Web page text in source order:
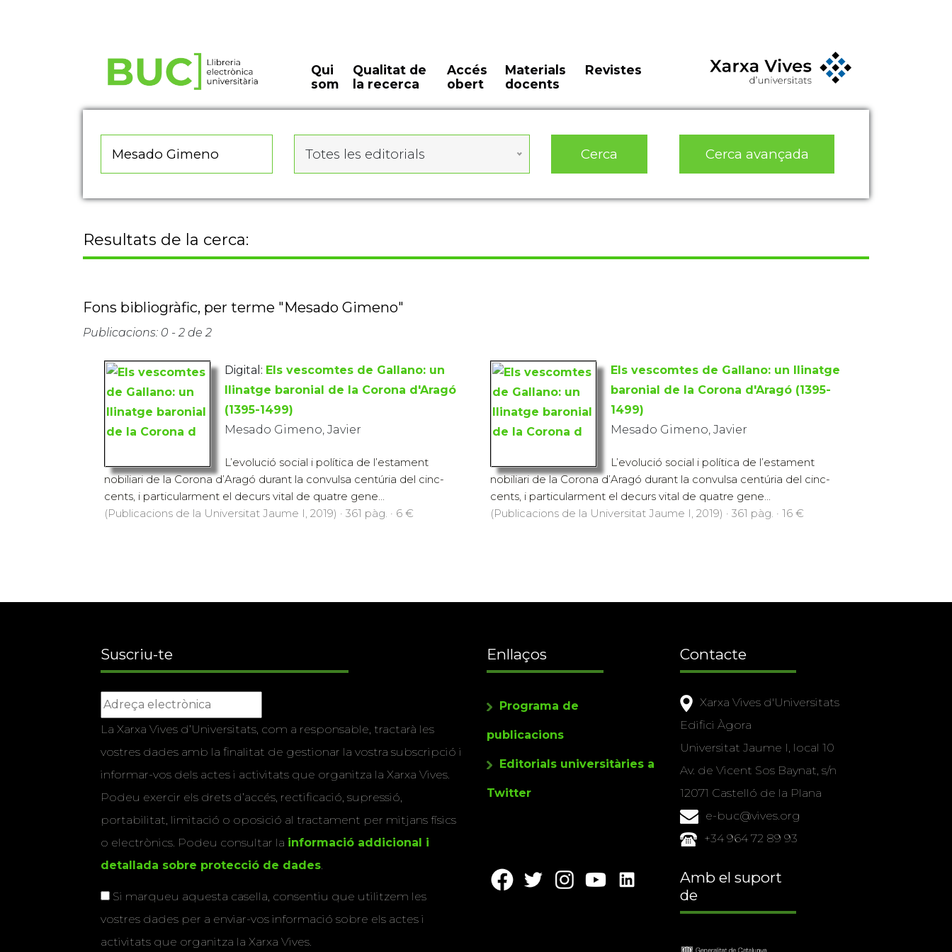
Qui
som
Qualitat de
la recerca
Accés
obert
Materials
docents
Revistes
Totes les editorials Cerca Cerca avançada
Resultats de la cerca:
Fons bibliogràfic, per terme "Mesado Gimeno"
Publicacions: 0 - 2 de 2
Digital: Els vescomtes de Gallano: un
llinatge baronial de la Corona d'Aragó
(1395-1499)
Mesado Gimeno, Javier
L’evolució social i política de l’estament
nobiliari de la Corona d’Aragó durant la convulsa centúria del cinc-
cents, i particularment el decurs vital de quatre gene...
(Publicacions de la Universitat Jaume I, 2019) · 361 pàg. · 6 €
Els vescomtes de Gallano: un llinatge
baronial de la Corona d'Aragó (1395-
1499)
Mesado Gimeno, Javier
L’evolució social i política de l’estament
nobiliari de la Corona d’Aragó durant la convulsa centúria del cinc-
cents, i particularment el decurs vital de quatre gene...
(Publicacions de la Universitat Jaume I, 2019) · 361 pàg. · 16 €
Suscriu-te
La Xarxa Vives d’Universitats, com a responsable, tractarà les
vostres dades amb la finalitat de gestionar la vostra subscripció i
informar-vos dels actes i activitats que organitza la Xarxa Vives.
Podeu exercir els drets d’accés, rectificació, supressió,
portabilitat, limitació o oposició al tractament per mitjans físics
o electrònics. Podeu consultar la informació addicional i
detallada sobre protecció de dades.
Si marqueu aquesta casella, consentiu que utilitzem les
vostres dades per a enviar-vos informació sobre els actes i
activitats que organitza la Xarxa Vives.
Enllaços
Programa de
publicacions
Editorials universitàries a
Twitter
Contacte
Xarxa Vives d'Universitats
Edifici Àgora
Universitat Jaume I, local 10
Av. de Vicent Sos Baynat, s/n
12071 Castelló de la Plana
e-buc@vives.org
+34 964 72 89 93
Amb el suport
de